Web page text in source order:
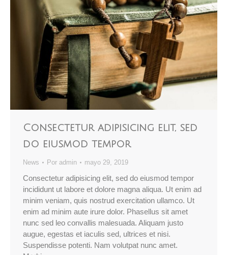
Consectetur adipisicing elit, sed
do eiusmod tempor
News Por admin mayo 29, 2019
Consectetur adipisicing elit, sed do eiusmod tempor
incididunt ut labore et dolore magna aliqua. Ut enim ad
minim veniam, quis nostrud exercitation ullamco. Ut
enim ad minim aute irure dolor. Phasellus sit amet
nunc sed leo convallis malesuada. Aliquam justo
augue, egestas et iaculis sed, ultrices et nisi.
Suspendisse potenti. Nam volutpat nunc amet.